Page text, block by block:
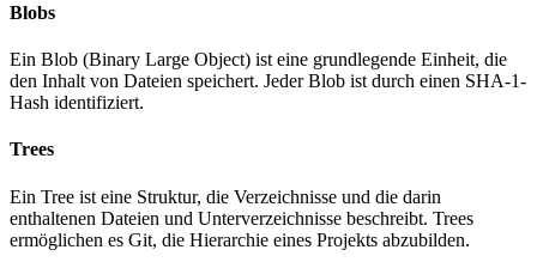
Blobs
Ein Blob (Binary Large Object) ist eine grundlegende Einheit, die
den Inhalt von Dateien speichert. Jeder Blob ist durch einen SHA-1-
Hash identifiziert.
Trees
Ein Tree ist eine Struktur, die Verzeichnisse und die darin
enthaltenen Dateien und Unterverzeichnisse beschreibt. Trees
ermöglichen es Git, die Hierarchie eines Projekts abzubilden.